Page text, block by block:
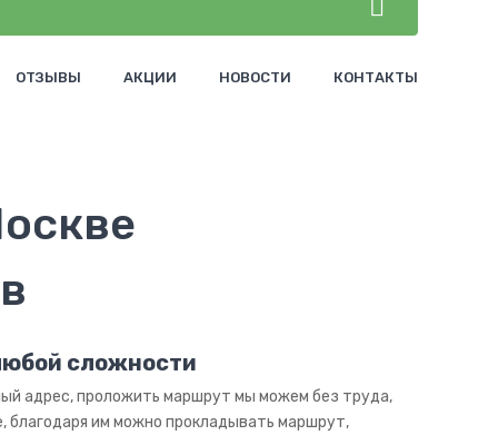
ОТЗЫВЫ АКЦИИ НОВОСТИ КОНТАКТЫ
сложности
адрес, проложить маршрут мы можем без труда,
благодаря им можно прокладывать маршрут,